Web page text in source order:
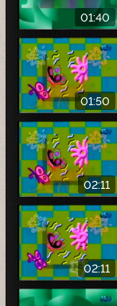
01:40
01:50
02:11
02:11